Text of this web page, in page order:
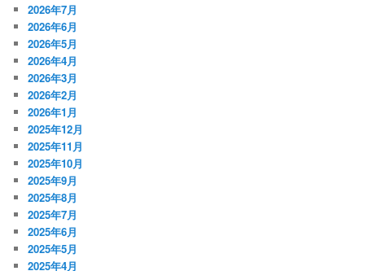
2026年7月
2026年6月
2026年5月
2026年4月
2026年3月
2026年2月
2026年1月
2025年12月
2025年11月
2025年10月
2025年9月
2025年8月
2025年7月
2025年6月
2025年5月
2025年4月